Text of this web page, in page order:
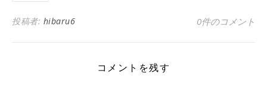
投稿者: hibaru6 0件のコメント
コメントを残す